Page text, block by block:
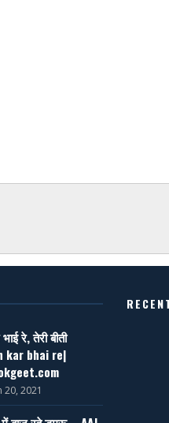
रे, तेरी बीती
kar bhai re|
20, 2021